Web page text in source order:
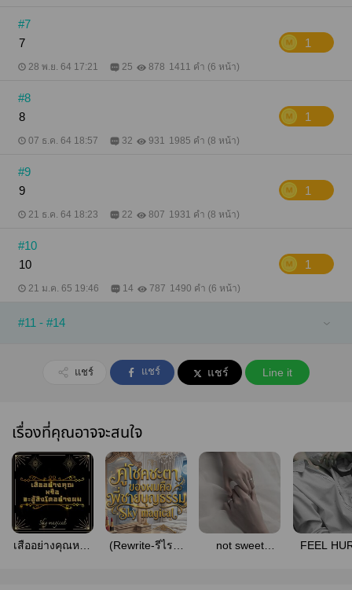
#7
7
1
28 พ.ย. 64 17:21 25 878 1411 คำ (6 หน้า)
#8
8
1
07 ธ.ค. 64 18:57 32 931 1985 คำ (8 หน้า)
#9
9
1
21 ธ.ค. 64 18:23 22 807 1931 คำ (8 หน้า)
#10
10
1
21 ม.ค. 65 19:46 14 787 1490 คำ (6 หน้า)
#11 - #14
แชร์ แชร์ แชร์ Line it
เรื่องที่คุณอาจจะสนใจ
เสืออย่างคุณหรือ
(Rewrite-รีไรท์)
not sweet
FEEL